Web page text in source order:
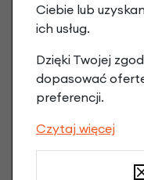
Części do
Ciebie lub
ich usług.
Dzięki Twojej
dopasować
preferencji.
Czytaj więcej